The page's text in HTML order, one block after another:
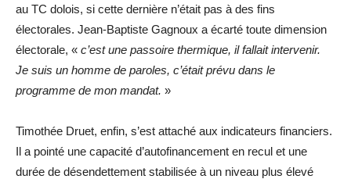
au TC dolois, si cette dernière n’était pas à des fins
électorales. Jean-Baptiste Gagnoux a écarté toute dimension
électorale, « c’est une passoire thermique, il fallait intervenir.
Je suis un homme de paroles, c’était prévu dans le
programme de mon mandat. »
Timothée Druet, enfin, s’est attaché aux indicateurs financiers.
Il a pointé une capacité d’autofinancement en recul et une
durée de désendettement stabilisée à un niveau plus élevé